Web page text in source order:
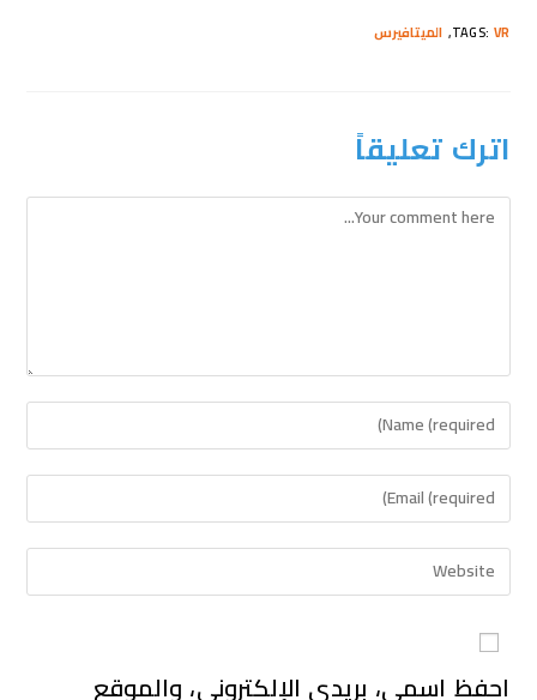
TAGS:VR
, الميتافيرس
اترك تعليقاً
احفظ اسمي، بريدي الإلكتروني، والموقع